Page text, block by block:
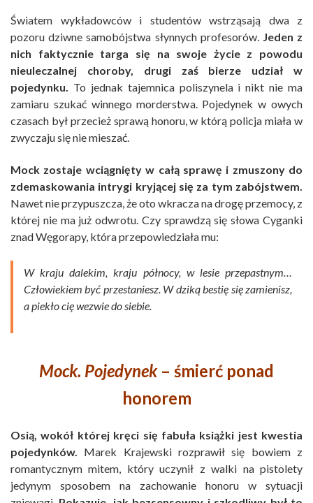
Światem wykładowców i studentów wstrząsają dwa z
pozoru dziwne samobójstwa słynnych profesorów. Jeden z
nich faktycznie targa się na swoje życie z powodu
nieuleczalnej choroby, drugi zaś bierze udział w
pojedynku. To jednak tajemnica poliszynela i nikt nie ma
zamiaru szukać winnego morderstwa. Pojedynek w owych
czasach był przecież sprawą honoru, w którą policja miała w
zwyczaju się nie mieszać.
Mock zostaje wciągnięty w całą sprawę i zmuszony do
zdemaskowania intrygi kryjącej się za tym zabójstwem.
Nawet nie przypuszcza, że oto wkracza na drogę przemocy, z
której nie ma już odwrotu. Czy sprawdzą się słowa Cyganki
znad Węgorapy, która przepowiedziała mu:
W kraju dalekim, kraju północy, w lesie przepastnym…
Człowiekiem być przestaniesz. W dziką bestię się zamienisz,
a piekło cię wezwie do siebie.
Mock. Pojedynek– śmierć ponad
honorem
Osią, wokół której kręci się fabuła książki jest kwestia
pojedynków.
Marek Krajewski rozprawił się bowiem z
romantycznym mitem, który uczynił z walki na pistolety
jedynym sposobem na zachowanie honoru w sytuacji